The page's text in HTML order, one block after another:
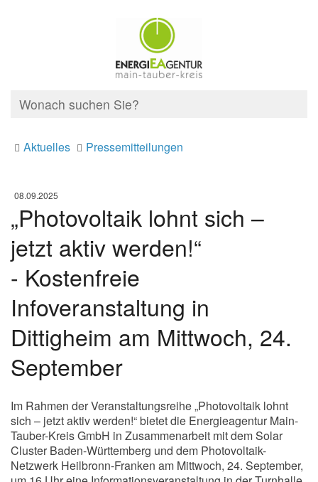
Aktuelles Pressemitteilungen
08.09.2025
„Photovoltaik lohnt sich –
jetzt aktiv werden!“
- Kostenfreie
Infoveranstaltung in
Dittigheim am Mittwoch, 24.
September
Im Rahmen der Veranstaltungsreihe „Photovoltaik lohnt
sich – jetzt aktiv werden!“ bietet die Energieagentur Main-
Tauber-Kreis GmbH in Zusammenarbeit mit dem Solar
Cluster Baden-Württemberg und dem Photovoltaik-
Netzwerk Heilbronn-Franken am Mittwoch, 24. September,